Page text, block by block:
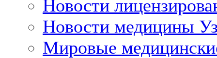
Новости
Новости медицины
Мировые